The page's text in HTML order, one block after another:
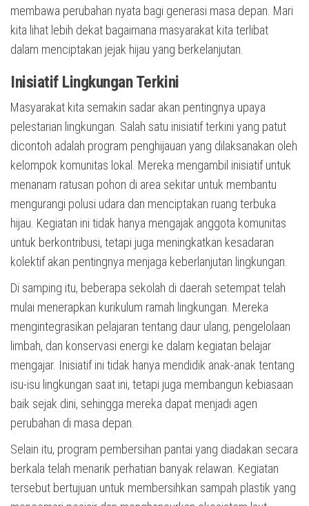
membawa perubahan nyata bagi generasi masa depan. Mari
kita lihat lebih dekat bagaimana masyarakat kita terlibat
dalam menciptakan jejak hijau yang berkelanjutan.
Inisiatif Lingkungan Terkini
Masyarakat kita semakin sadar akan pentingnya upaya
pelestarian lingkungan. Salah satu inisiatif terkini yang patut
dicontoh adalah program penghijauan yang dilaksanakan oleh
kelompok komunitas lokal. Mereka mengambil inisiatif untuk
menanam ratusan pohon di area sekitar untuk membantu
mengurangi polusi udara dan menciptakan ruang terbuka
hijau. Kegiatan ini tidak hanya mengajak anggota komunitas
untuk berkontribusi, tetapi juga meningkatkan kesadaran
kolektif akan pentingnya menjaga keberlanjutan lingkungan.
Di samping itu, beberapa sekolah di daerah setempat telah
mulai menerapkan kurikulum ramah lingkungan. Mereka
mengintegrasikan pelajaran tentang daur ulang, pengelolaan
limbah, dan konservasi energi ke dalam kegiatan belajar
mengajar. Inisiatif ini tidak hanya mendidik anak-anak tentang
isu-isu lingkungan saat ini, tetapi juga membangun kebiasaan
baik sejak dini, sehingga mereka dapat menjadi agen
perubahan di masa depan.
Selain itu, program pembersihan pantai yang diadakan secara
berkala telah menarik perhatian banyak relawan. Kegiatan
tersebut bertujuan untuk membersihkan sampah plastik yang